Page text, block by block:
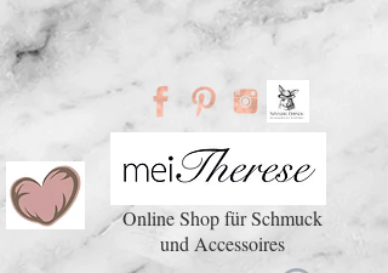
Online Shop für Schmuck
und Accessoires